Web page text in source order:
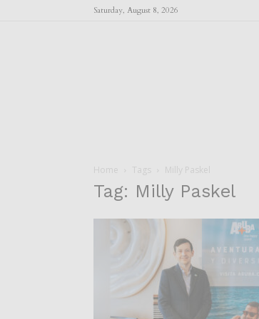
Saturday, August 8, 2026
Home Tags Milly Paskel
Tag: Milly Paskel